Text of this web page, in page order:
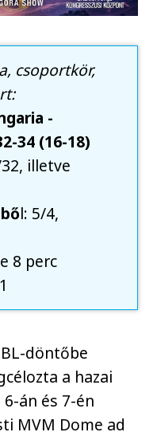
csoportkör,
-
34 (16-18)
illetve
l: 5/4,
8 perc
döntőbe
a hazai
án és 7-én
MVM Dome ad